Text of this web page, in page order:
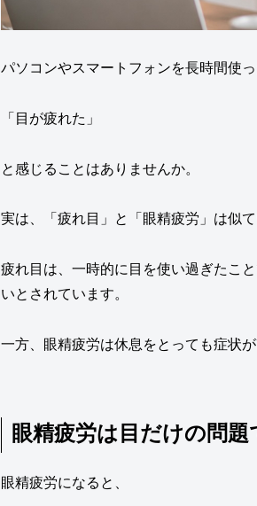
パソコンやスマートフォンを長時間使っ
「目が疲れた」
と感じることはありませんか。
実は、「疲れ目」と「眼精疲労」は似
疲れ目は、一時的に目を使い過ぎたこ
いとされています。
一方、眼精疲労は休息をとっても症状
眼精疲労は目だけの問
眼精疲労になると、